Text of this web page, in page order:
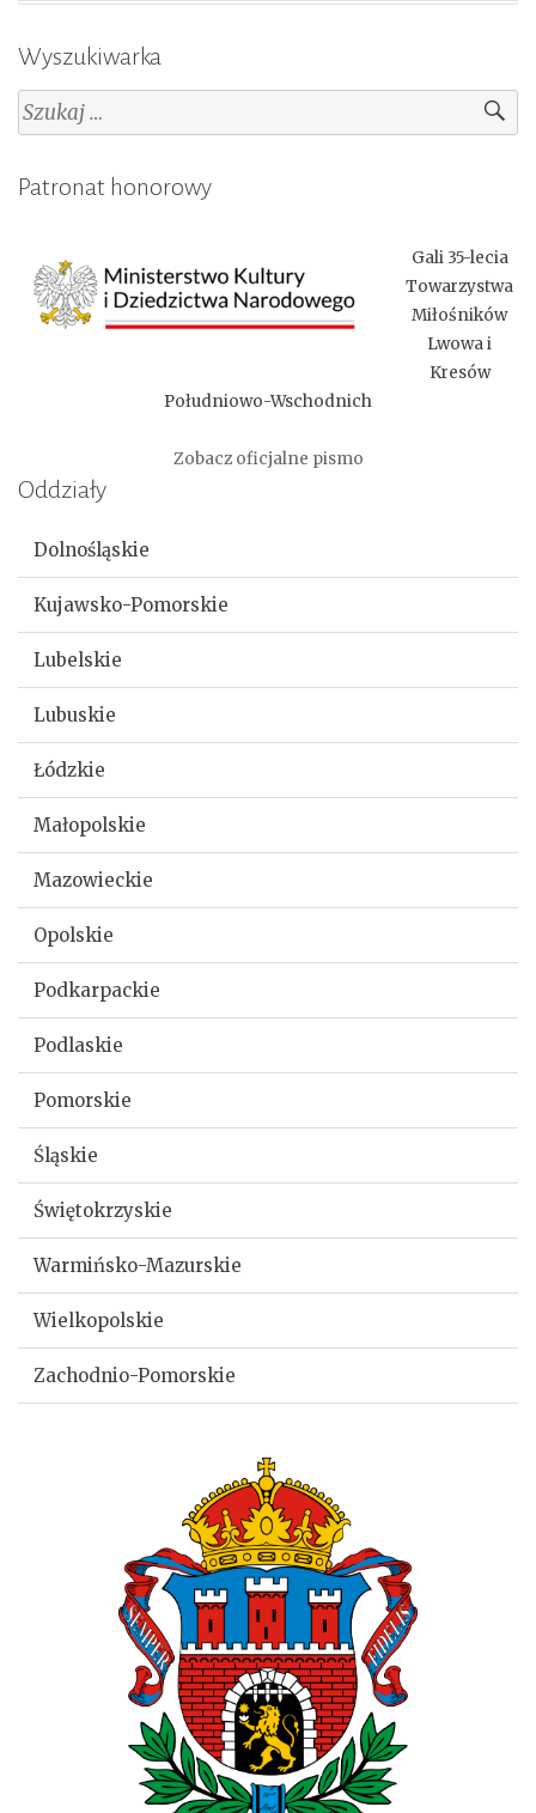
Wyszukiwarka
Szukaj:
Patronat honorowy
Gali 35-lecia
Towarzystwa
Miłośników
Lwowa i
Kresów
Południowo-Wschodnich
Zobacz oficjalne pismo
Oddziały
Dolnośląskie
Kujawsko-Pomorskie
Lubelskie
Lubuskie
Łódzkie
Małopolskie
Mazowieckie
Opolskie
Podkarpackie
Podlaskie
Pomorskie
Śląskie
Świętokrzyskie
Warmińsko-Mazurskie
Wielkopolskie
Zachodnio-Pomorskie